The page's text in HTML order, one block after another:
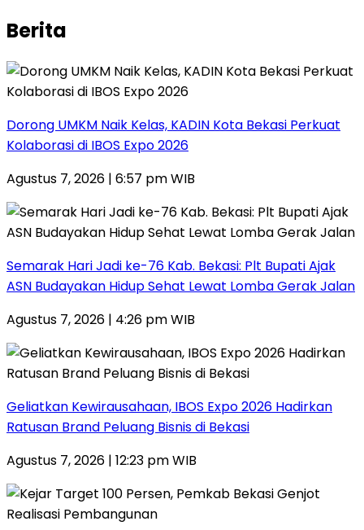
Berita
Dorong UMKM Naik Kelas, KADIN Kota Bekasi Perkuat
Kolaborasi di IBOS Expo 2026
Agustus 7, 2026 | 6:57 pm WIB
‎Semarak Hari Jadi ke-76 Kab. Bekasi: Plt Bupati Ajak
ASN Budayakan Hidup Sehat Lewat Lomba Gerak Jalan
Agustus 7, 2026 | 4:26 pm WIB
‎Geliatkan Kewirausahaan, IBOS Expo 2026 Hadirkan
Ratusan Brand Peluang Bisnis di Bekasi
Agustus 7, 2026 | 12:23 pm WIB